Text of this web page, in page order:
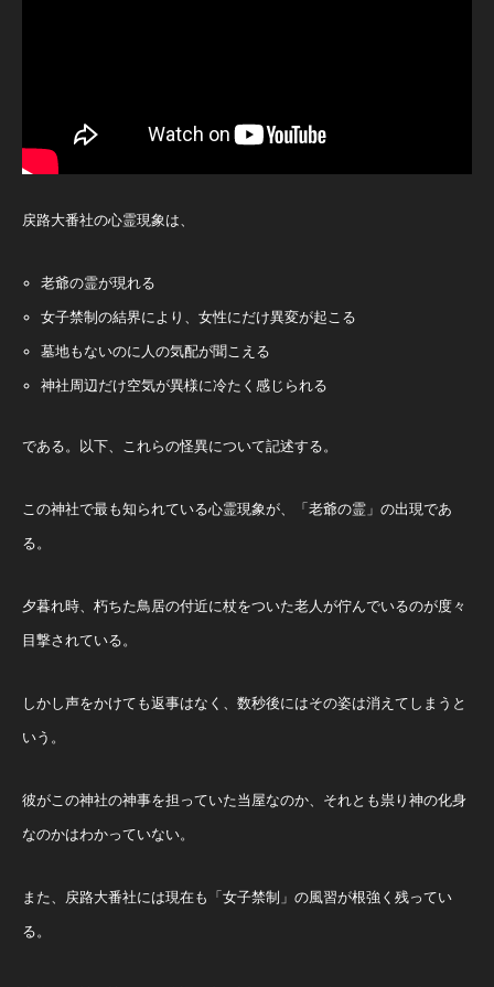
戻路大番社の心霊現象は、
老爺の霊が現れる
女子禁制の結界により、女性にだけ異変が起こる
墓地もないのに人の気配が聞こえる
神社周辺だけ空気が異様に冷たく感じられる
である。以下、これらの怪異について記述する。
この神社で最も知られている心霊現象が、「老爺の霊」の出現であ
る。
夕暮れ時、朽ちた鳥居の付近に杖をついた老人が佇んでいるのが度々
目撃されている。
しかし声をかけても返事はなく、数秒後にはその姿は消えてしまうと
いう。
彼がこの神社の神事を担っていた当屋なのか、それとも祟り神の化身
なのかはわかっていない。
また、戻路大番社には現在も「女子禁制」の風習が根強く残ってい
る。